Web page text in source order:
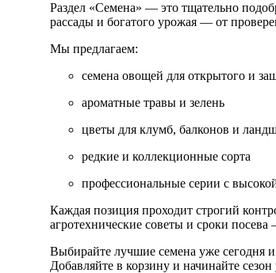
Раздел «Семена» — это тщательно
рассады и богатого урожая — от
Мы предлагаем:
семена овощей для открытого и
ароматные травы и зелень
цветы для клумб, балконов и
редкие и коллекционные сорта
профессиональные серии с
Каждая позиция проходит строгий
агротехнические советы и сроки
Выбирайте лучшие семена уже сегодня
Добавляйте в корзину и начинайте